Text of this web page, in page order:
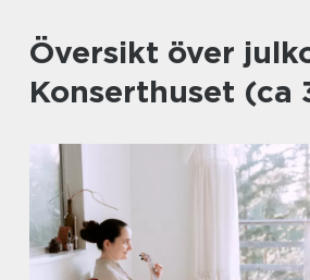
Översikt över
Konserthuset (ca